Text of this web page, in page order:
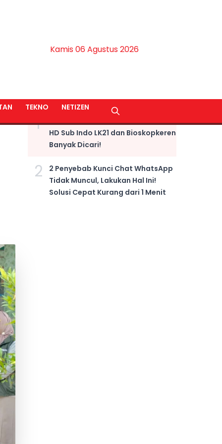
Kamis 06 Agustus 2026
TEKNO NETIZEN
1
LINK NONTON Film Fast X Kualitas
HD Sub Indo LK21 dan Bioskopkeren
Banyak Dicari!
2
2 Penyebab Kunci Chat WhatsApp
Tidak Muncul, Lakukan Hal Ini!
Solusi Cepat Kurang dari 1 Menit